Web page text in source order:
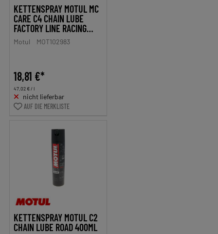
KETTENSPRAY MOTUL MC
CARE C4 CHAIN LUBE
FACTORY LINE RACING
ROAD 400ML
Motul MOT102983
18,81 €*
47,02 € / l
nicht lieferbar
AUF DIE MERKLISTE
KETTENSPRAY MOTUL C2
CHAIN LUBE ROAD 400ML